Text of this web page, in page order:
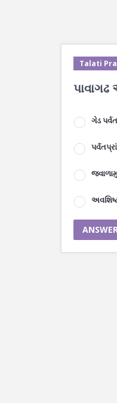
Talati
પાવાગઢ
ગેડ પર્વત